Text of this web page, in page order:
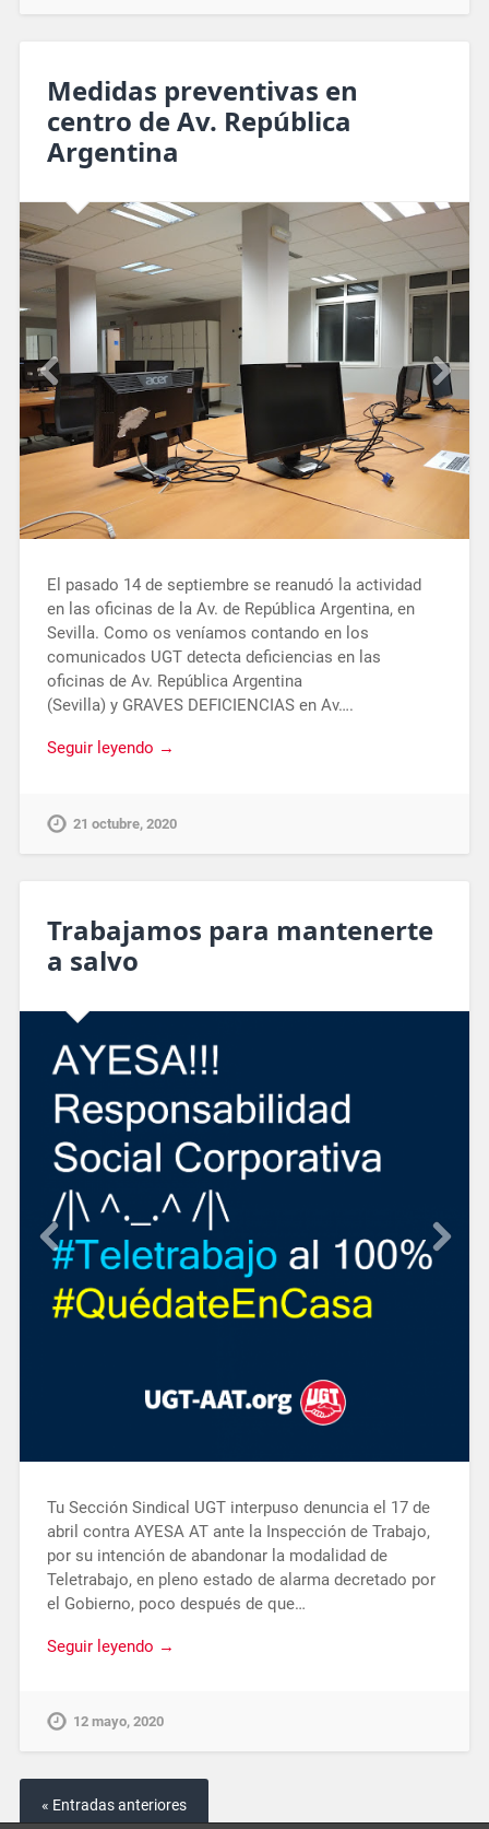
Medidas preventivas en
centro de Av. República
Argentina
El pasado 14 de septiembre se reanudó la actividad
en las oficinas de la Av. de República Argentina, en
Sevilla. Como os veníamos contando en los
comunicados UGT detecta deficiencias en las
oficinas de Av. República Argentina
(Sevilla) y GRAVES DEFICIENCIAS en Av….
Seguir leyendo →
21 octubre, 2020
Trabajamos para mantenerte
a salvo
Tu Sección Sindical UGT interpuso denuncia el 17 de
abril contra AYESA AT ante la Inspección de Trabajo,
por su intención de abandonar la modalidad de
Teletrabajo, en pleno estado de alarma decretado por
el Gobierno, poco después de que…
Seguir leyendo →
12 mayo, 2020
« Entradas anteriores